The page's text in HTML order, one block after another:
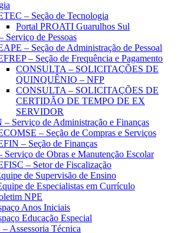
– Seção de Tecnologia
Portal PROATI Guarulhos Sul
Serviço de Pessoas
– Seção de Administração de Pessoal
– Seção de Frequência e Pagamento
CONSULTA – SOLICITAÇÕES DE
QUINQUÊNIO – NFP
CONSULTA – SOLICITAÇÕES DE
CERTIDÃO DE TEMPO DE EX
SERVIDOR
– Serviço de Administração e Finanças
– Seção de Compras e Serviços
– Seção de Finanças
Serviço de Obras e Manutenção Escolar
– Setor de Fiscalização
de Supervisão de Ensino
de Especialistas em Currículo
NPE
Anos Iniciais
Educação Especial
Assessoria Técnica